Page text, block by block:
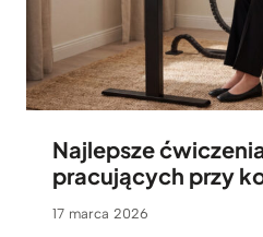
Najlepsze
pracujących przy
17 marca 2026